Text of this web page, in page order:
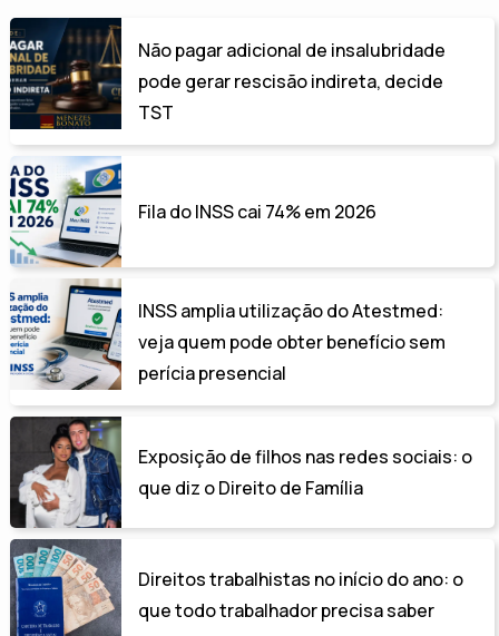
Não pagar adicional de insalubridade
pode gerar rescisão indireta, decide
TST
Fila do INSS cai 74% em 2026
INSS amplia utilização do Atestmed:
veja quem pode obter benefício sem
perícia presencial
Exposição de filhos nas redes sociais: o
que diz o Direito de Família
Direitos trabalhistas no início do ano: o
que todo trabalhador precisa saber